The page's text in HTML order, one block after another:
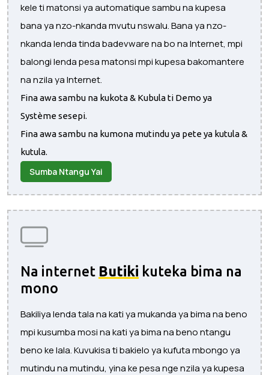
kele ti matonsi ya automatique sambu na kupesa
bana ya nzo-nkanda mvutu nswalu. Bana ya nzo-
nkanda lenda tinda badevware na bo na Internet, mpi
balongi lenda pesa matonsi mpi kupesa bakomantere
na nzila ya Internet.
Fina awa sambu na kukota & Kubula ti Demo ya
Système sesepi.
Fina awa sambu na kumona mutindu ya pete ya kutula &
kutula.
Sumba Ntangu Yai
Na internet Butiki kuteka bima na
mono
Bakiliya lenda tala na kati ya mukanda ya bima na beno
mpi kusumba mosi na kati ya bima na beno ntangu
beno ke lala. Kuvukisa ti bakielo ya kufuta mbongo ya
mutindu na mutindu, yina ke pesa nge nzila ya kupesa